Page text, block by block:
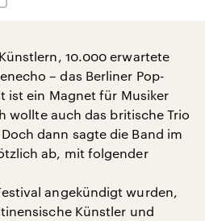
10.000 erwartete
– das Berliner Pop-
ist ein Magnet für Musiker
wollte auch das britische Trio
dann sagte die Band im
ab, mit folgender
angekündigt wurden,
Künstler und